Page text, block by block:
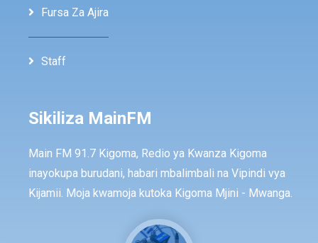
Fursa Za Ajira
Staff
Sikiliza MainFM
Main FM 91.7 Kigoma, Redio ya Kwanza Kigoma
inayokupa burudani, habari mbalimbali na Vipindi vya
Kijamii. Moja kwamoja kutoka Kigoma Mjini - Mwanga.